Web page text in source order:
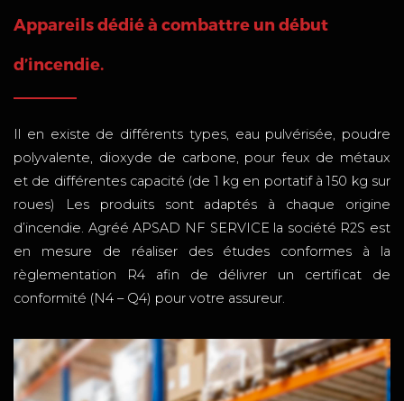
Appareils dédié à combattre un début
d’incendie.
Il en existe de différents types, eau pulvérisée, poudre
polyvalente, dioxyde de carbone, pour feux de métaux
et de différentes capacité (de 1 kg en portatif à 150 kg sur
roues) Les produits sont adaptés à chaque origine
d’incendie. Agréé APSAD NF SERVICE la société R2S est
en mesure de réaliser des études conformes à la
règlementation R4 afin de délivrer un certificat de
conformité (N4 – Q4) pour votre assureur.